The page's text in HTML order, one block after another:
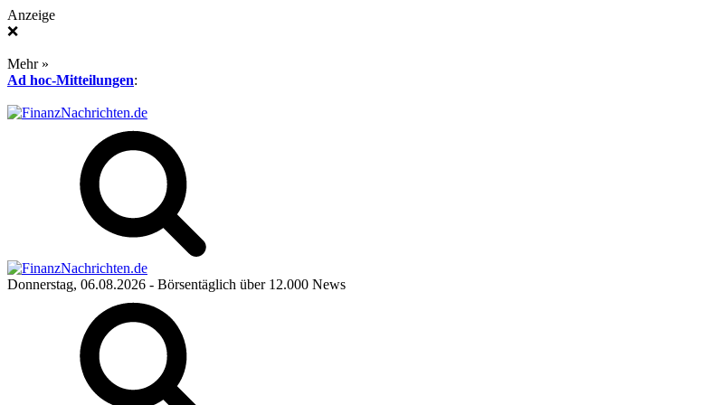
Anzeige
❌
Mehr »
Ad hoc-Mitteilungen:
Donnerstag, 06.08.2026 - Börsentäglich über 12.000 News